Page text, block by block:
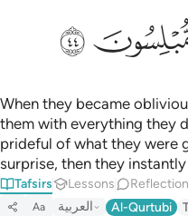
ﳛ
When they became
them with everything they
prideful of what they were
surprise, then they
Tafsirs Lessons
Aa العربية Al-Qurtubi